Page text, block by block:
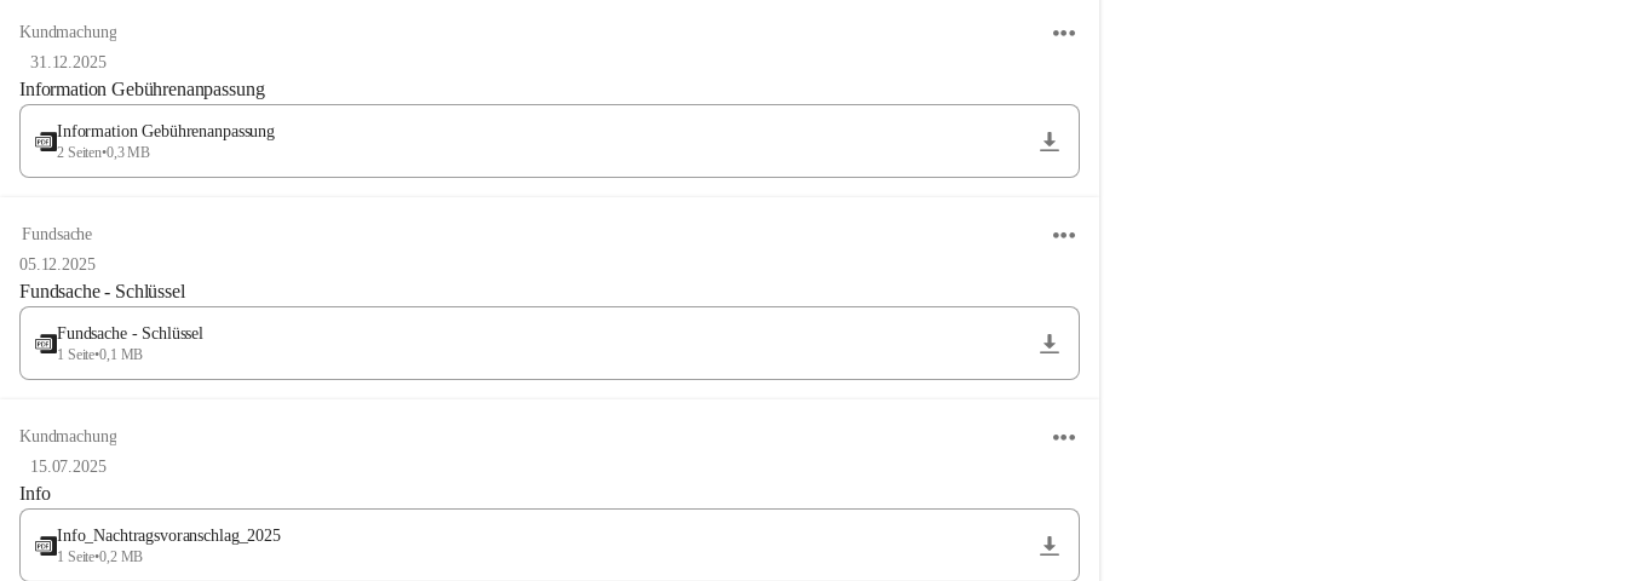
Kundmachung
31.12.2025
Information Gebührenanpassung
Information Gebührenanpassung
2 Seiten•0,3 MB
Fundsache
05.12.2025
Fundsache - Schlüssel
Fundsache - Schlüssel
1 Seite•0,1 MB
Kundmachung
15.07.2025
Info
Info_Nachtragsvoranschlag_2025
1 Seite•0,2 MB